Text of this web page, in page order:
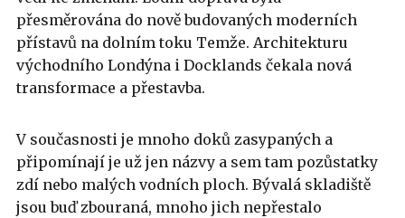
přesměrována do nově budovaných moderních
přístavů na dolním toku Temže. Architekturu
východního Londýna i Docklands čekala nová
transformace a přestavba.
V současnosti je mnoho doků zasypaných a
připomínají je už jen názvy a sem tam pozůstatky
zdí nebo malých vodních ploch. Bývalá skladiště
jsou buď zbouraná, mnoho jich nepřestalo